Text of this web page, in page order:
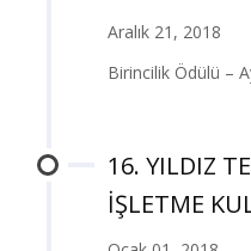
Aralık 21, 2018
Birincilik Ödülü –
16. YILDIZ
İŞLETME